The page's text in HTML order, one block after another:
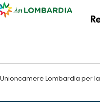
Lombardia per la